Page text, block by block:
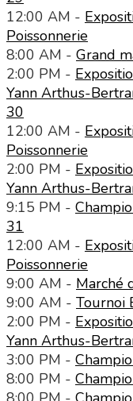
12:00 AM -
Poissonnerie
8:00 AM - Grand
2:00 PM -
Yann Arthus-
30
12:00 AM -
Poissonnerie
2:00 PM -
Yann Arthus-
9:15 PM -
31
12:00 AM -
Poissonnerie
9:00 AM - Marché
9:00 AM - Tournoi
2:00 PM -
Yann Arthus-
3:00 PM -
8:00 PM -